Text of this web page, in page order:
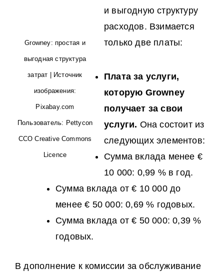
Growney: простая и
выгодная структура
затрат | Источник
изображения:
Pixabay.com
Пользователь: Pettycon
CCO Creative Commons
Licence
и выгодную структуру
расходов. Взимается
только две платы:
Плата за услуги,
которую Growney
получает за свои
услуги. Она состоит из
следующих элементов:
Сумма вклада менее €
10 000: 0,99 % в год.
Сумма вклада от € 10 000 до
менее € 50 000: 0,69 % годовых.
Сумма вклада от € 50 000: 0,39 %
годовых.
В дополнение к комиссии за обслуживание